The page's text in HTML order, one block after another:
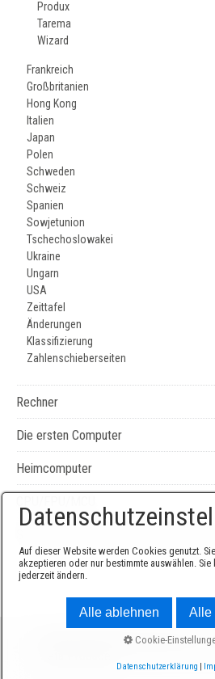
Produx
Tarema
Wizard
Frankreich
Großbritanien
Hong Kong
Italien
Japan
Polen
Schweden
Schweiz
Spanien
Sowjetunion
Tschechoslowakei
Ukraine
Ungarn
USA
Zeittafel
Änderungen
Klassifizierung
Zahlenschieberseiten
Rechner
Die ersten Computer
Heimcomputer
© 2026 Sammlung Edgar Elsen -
Auf dieser Website werden Cookies genutzt.
akzeptieren oder nur bestimmte auswählen.
jederzeit ändern.
Alle ablehnen Alle
Cookie-
Datenschutzerklärung |